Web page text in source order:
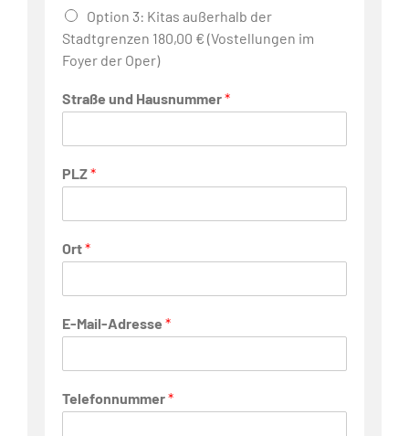
Option 3: Kitas außerhalb der
Stadtgrenzen 180,00 € (Vostellungen im
Foyer der Oper)
Straße und Hausnummer*
PLZ*
Ort*
E-Mail-Adresse *
Telefonnummer*